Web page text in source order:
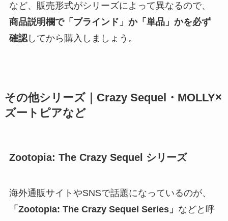
など、販売形式がシリーズによって異なるので、
商品説明欄で「ブラインド」か「単品」かを必ず
確認してから購入しましょう。
その他シリーズ｜Crazy Sequel・MOLLY×
ズートピアなど
Zootopia: The Crazy Sequel シリーズ
海外通販サイトやSNSで話題になっているのが、
「Zootopia: The Crazy Sequel Series」 などと呼